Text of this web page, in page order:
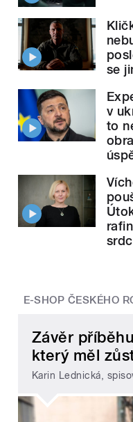
se
v
to
E-SHOP ČESKÉHO
Závěr
který měl
Karin Lednická,